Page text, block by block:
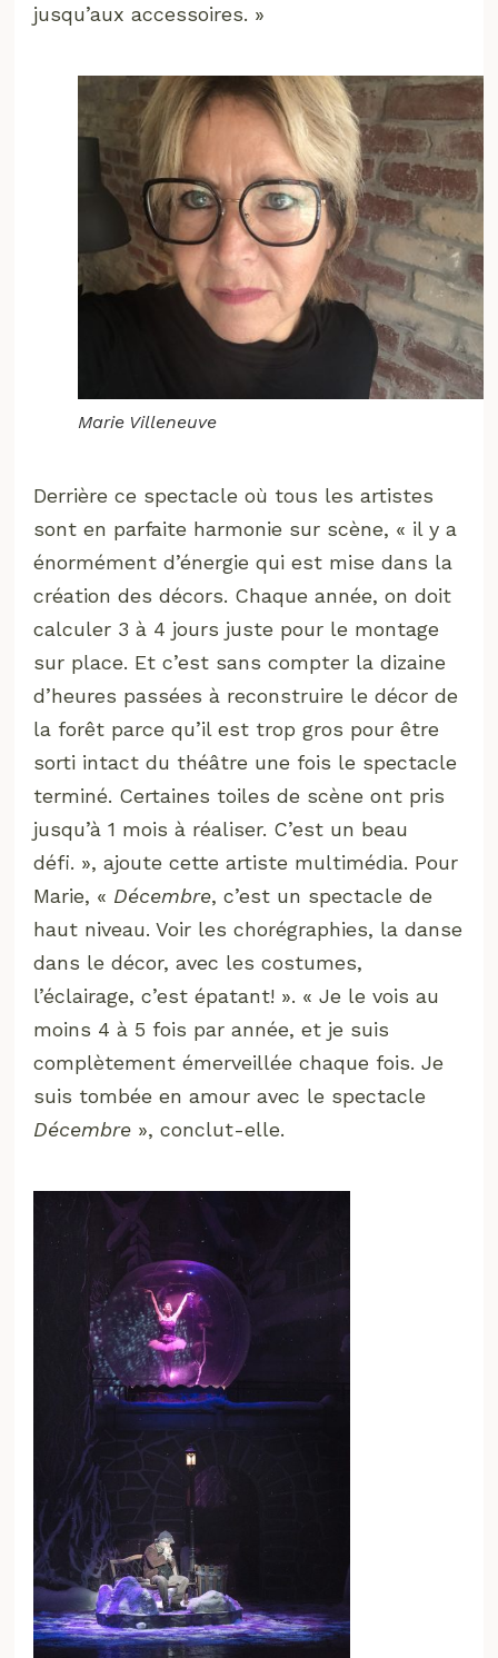
jusqu’aux accessoires. »
Marie Villeneuve
Derrière ce spectacle où tous les artistes
sont en parfaite harmonie sur scène, « il y a
énormément d’énergie qui est mise dans la
création des décors. Chaque année, on doit
calculer 3 à 4 jours juste pour le montage
sur place. Et c’est sans compter la dizaine
d’heures passées à reconstruire le décor de
la forêt parce qu’il est trop gros pour être
sorti intact du théâtre une fois le spectacle
terminé. Certaines toiles de scène ont pris
jusqu’à 1 mois à réaliser. C’est un beau
défi. », ajoute cette artiste multimédia. Pour
Marie, « Décembre, c’est un spectacle de
haut niveau. Voir les chorégraphies, la danse
dans le décor, avec les costumes,
l’éclairage, c’est épatant! ». « Je le vois au
moins 4 à 5 fois par année, et je suis
complètement émerveillée chaque fois. Je
suis tombée en amour avec le spectacle
Décembre », conclut-elle.